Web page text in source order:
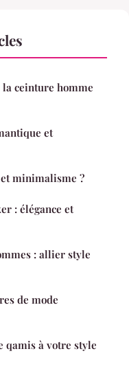
ceinture homme
et
minimalisme ?
: élégance et
: allier style
de mode
qamis à votre style